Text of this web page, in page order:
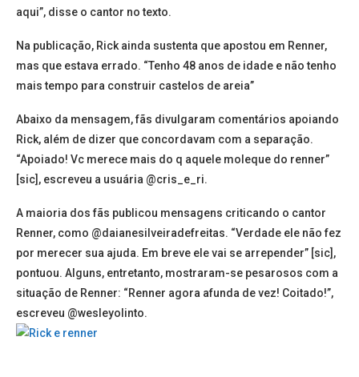
aqui”, disse o cantor no texto.
Na publicação, Rick ainda sustenta que apostou em Renner,
mas que estava errado. “Tenho 48 anos de idade e não tenho
mais tempo para construir castelos de areia”
Abaixo da mensagem, fãs divulgaram comentários apoiando
Rick, além de dizer que concordavam com a separação.
“Apoiado! Vc merece mais do q aquele moleque do renner”
[sic], escreveu a usuária @cris_e_ri.
A maioria dos fãs publicou mensagens criticando o cantor
Renner, como @daianesilveiradefreitas. “Verdade ele não fez
por merecer sua ajuda. Em breve ele vai se arrepender” [sic],
pontuou. Alguns, entretanto, mostraram-se pesarosos com a
situação de Renner: “Renner agora afunda de vez! Coitado!”,
escreveu @wesleyolinto.